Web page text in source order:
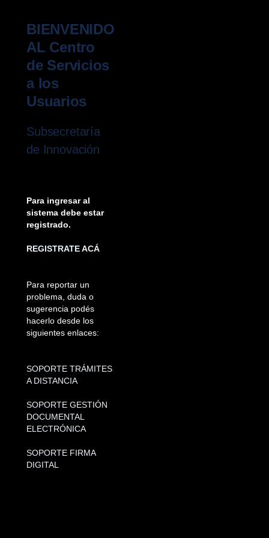
BIENVENIDO
AL Centro
de Servicios
a los
Usuarios
Subsecretaría
de Innovación
Para ingresar al
sistema debe estar
registrado.
REGISTRATE ACÁ
Para reportar un
problema, duda o
sugerencia podés
hacerlo desde los
siguientes enlaces:
SOPORTE TRÁMITES
A DISTANCIA
SOPORTE GESTIÓN
DOCUMENTAL
ELECTRÓNICA
SOPORTE FIRMA
DIGITAL